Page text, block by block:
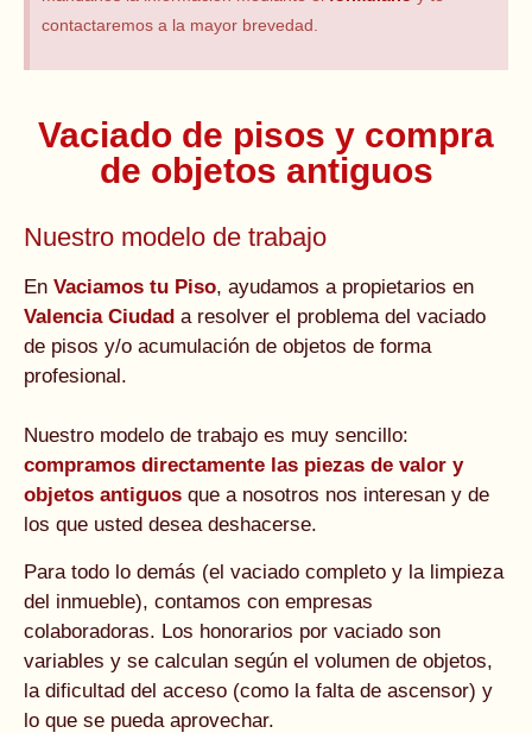
contactaremos a la mayor brevedad.
Vaciado de pisos y compra
de objetos antiguos
Nuestro modelo de trabajo
En Vaciamos tu Piso, ayudamos a propietarios en
Valencia Ciudad a resolver el problema del vaciado
de pisos y/o acumulación de objetos de forma
profesional.
Nuestro modelo de trabajo es muy sencillo:
compramos directamente las piezas de valor y
objetos antiguos que a nosotros nos interesan y de
los que usted desea deshacerse.
Para todo lo demás (el vaciado completo y la limpieza
del inmueble), contamos con empresas
colaboradoras. Los honorarios por vaciado son
variables y se calculan según el volumen de objetos,
la dificultad del acceso (como la falta de ascensor) y
lo que se pueda aprovechar.